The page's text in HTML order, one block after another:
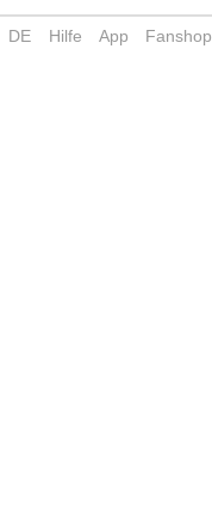
DE Hilfe App Fanshop